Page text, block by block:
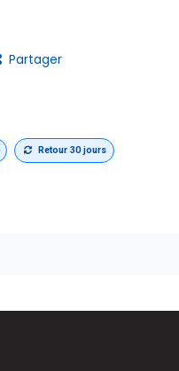
Partager
Retour 30 jours